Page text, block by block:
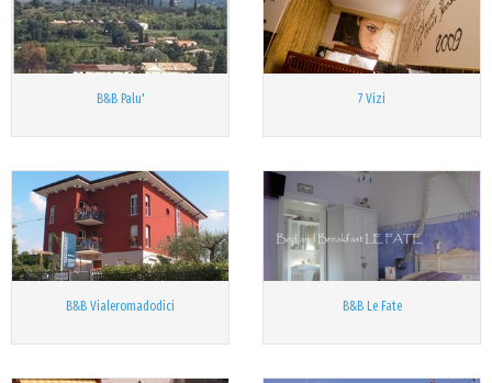
B&B Palu' 7 Vizi
B&B Vialeromadodici B&B Le Fate